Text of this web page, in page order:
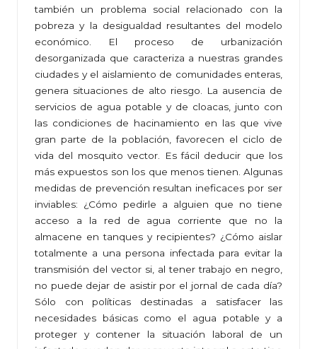
también un problema social relacionado con la
pobreza y la desigualdad resultantes del modelo
económico. El proceso de urbanización
desorganizada que caracteriza a nuestras grandes
ciudades y el aislamiento de comunidades enteras,
genera situaciones de alto riesgo. La ausencia de
servicios de agua potable y de cloacas, junto con
las condiciones de hacinamiento en las que vive
gran parte de la población, favorecen el ciclo de
vida del mosquito vector. Es fácil deducir que los
más expuestos son los que menos tienen. Algunas
medidas de prevención resultan ineficaces por ser
inviables: ¿Cómo pedirle a alguien que no tiene
acceso a la red de agua corriente que no la
almacene en tanques y recipientes? ¿Cómo aislar
totalmente a una persona infectada para evitar la
transmisión del vector si, al tener trabajo en negro,
no puede dejar de asistir por el jornal de cada día?
Sólo con políticas destinadas a satisfacer las
necesidades básicas como el agua potable y a
proteger y contener la situación laboral de un